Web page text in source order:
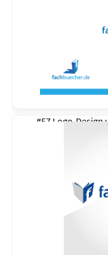
#57 Logo-Design